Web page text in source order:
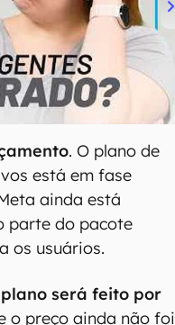
. O plano de
está em fase
ainda está
parte do pacote
os usuários.
será feito por
o preço ainda não foi